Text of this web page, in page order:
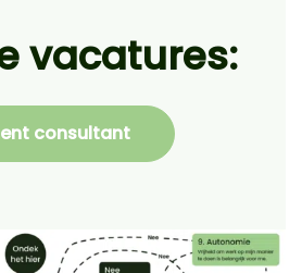
vacatures:
consultant